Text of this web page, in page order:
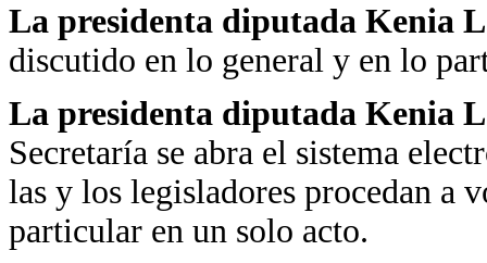
La presidenta diputada Kenia
discutido en lo general y en lo
La presidenta diputada Kenia
Secretaría se abra el sistema
las y los legisladores procedan a
particular en un solo acto.